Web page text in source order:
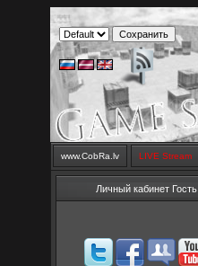
www.CobRa.lv LIVE Stream
Личный кабинет Гость